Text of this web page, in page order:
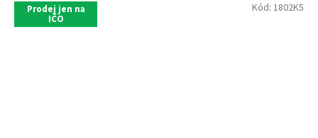
Prodej jen na
IČO
Kód: 1802K5